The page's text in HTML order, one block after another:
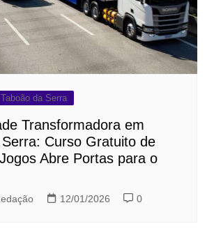
Taboão da Serra
Transformadora em
Curso Gratuito de
Abre Portas para o
12/01/2026 0